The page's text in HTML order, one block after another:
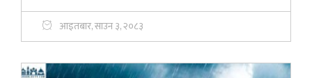
आइतबार, साउन ३, २०८३